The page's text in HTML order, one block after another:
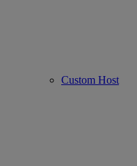
Custom Host